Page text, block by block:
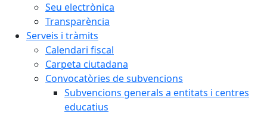
Seu electrònica
Transparència
Serveis i tràmits
Calendari fiscal
Carpeta ciutadana
Convocatòries de subvencions
Subvencions generals a entitats i centres
educatius